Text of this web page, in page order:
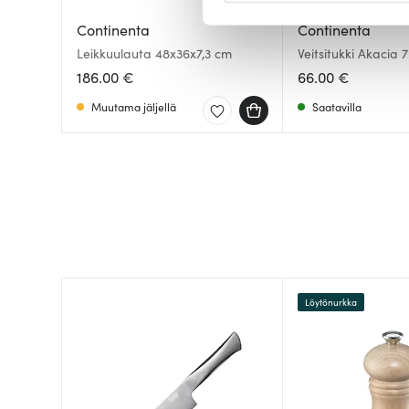
Käytämme evästeitä
ja kävijämäärämme
kumppaneillemme tietoja
olet antanut heille tai joita
Continenta
Leikkuulauta 48x36x7,3 cm
186.00 €
Muutama jäljellä
Continenta
Veitsitukki Akacia
66.00 €
Saatavilla
Löytönurkka